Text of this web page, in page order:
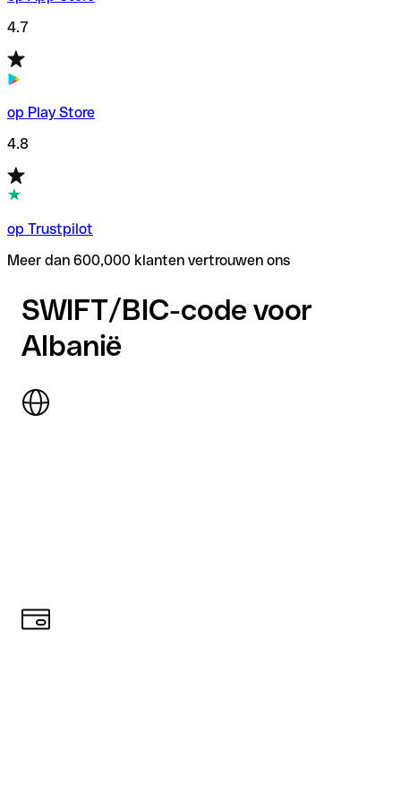
4.7
op Play Store
4.8
op Trustpilot
Meer dan 600,000 klanten vertrouwen ons
SWIFT/BIC-code voor
Albanië